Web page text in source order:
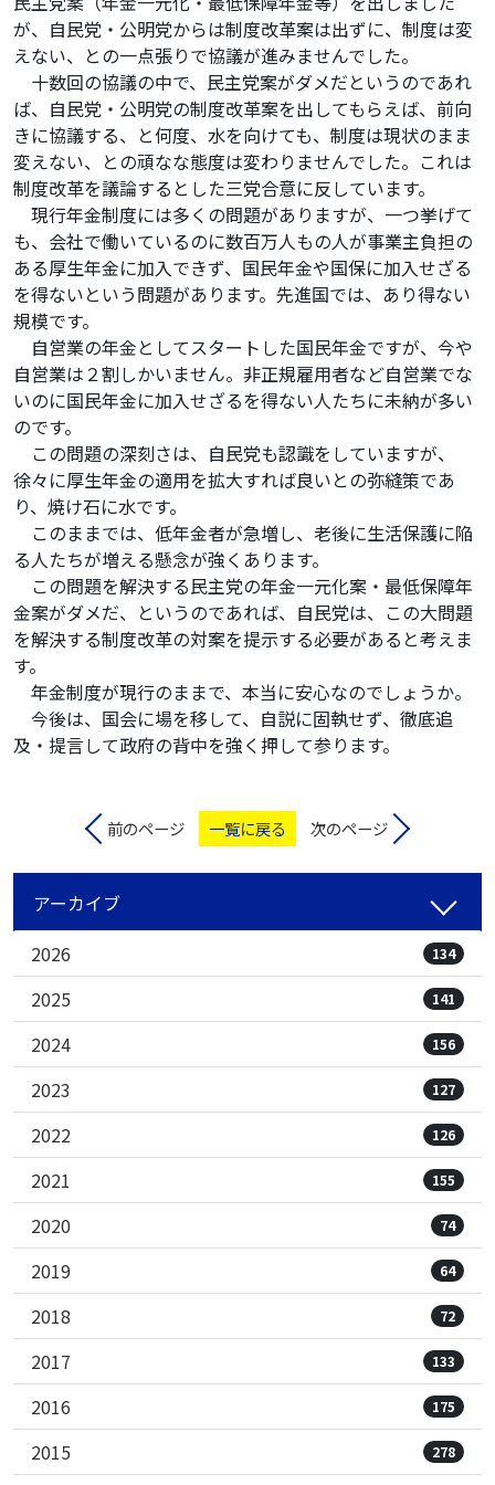
が、自民党・公明党からは制度改革案は出ずに、制度は変
えない、との一点張りで協議が進みませんでした。
十数回の協議の中で、民主党案がダメだというのであれ
ば、自民党・公明党の制度改革案を出してもらえば、前向
きに協議する、と何度、水を向けても、制度は現状のまま
変えない、との頑なな態度は変わりませんでした。これは
制度改革を議論するとした三党合意に反しています。
現行年金制度には多くの問題がありますが、一つ挙げて
も、会社で働いているのに数百万人もの人が事業主負担の
ある厚生年金に加入できず、国民年金や国保に加入せざる
を得ないという問題があります。先進国では、あり得ない
規模です。
自営業の年金としてスタートした国民年金ですが、今や
自営業は２割しかいません。非正規雇用者など自営業でな
いのに国民年金に加入せざるを得ない人たちに未納が多い
のです。
この問題の深刻さは、自民党も認識をしていますが、
徐々に厚生年金の適用を拡大すれば良いとの弥縫策であ
り、焼け石に水です。
このままでは、低年金者が急増し、老後に生活保護に陥
る人たちが増える懸念が強くあります。
この問題を解決する民主党の年金一元化案・最低保障年
金案がダメだ、というのであれば、自民党は、この大問題
を解決する制度改革の対案を提示する必要があると考えま
す。
年金制度が現行のままで、本当に安心なのでしょうか。
今後は、国会に場を移して、自説に固執せず、徹底追
及・提言して政府の背中を強く押して参ります。
前のページ 一覧に戻る 次のページ
アーカイブ
2026
134
2025 141
2024 156
2023 127
2022 126
2021 155
2020 74
2019 64
2018 72
2017 133
2016 175
2015 278